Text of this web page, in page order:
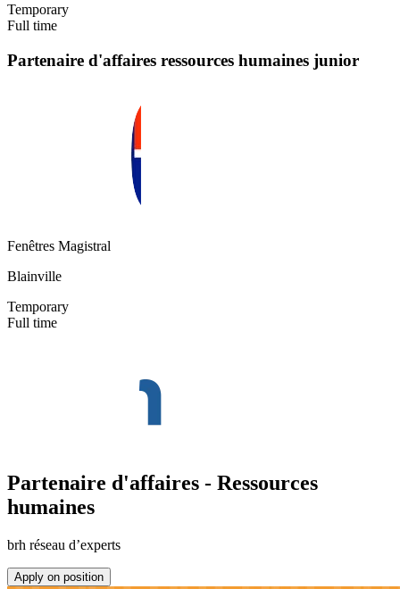
Temporary
Full time
Partenaire d'affaires ressources humaines junior
Fenêtres Magistral
Blainville
Temporary
Full time
Partenaire d'affaires - Ressources
humaines
brh réseau d’experts
Apply on position